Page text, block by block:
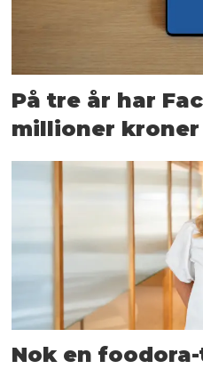
På tre år har
millioner kroner
Nok en